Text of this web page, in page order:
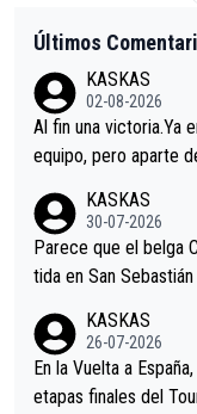
Últimos
KASKAS
02-08-2026
Al fin una victoria.Ya
equipo, pero aparte
s.La única buena
astian.Si en la Vuelta
er alguna sorpresa en
KASKAS
30-07-2026
Parece que el belga
tida en San
KASKAS
26-07-2026
En la Vuelta a
etapas finales del